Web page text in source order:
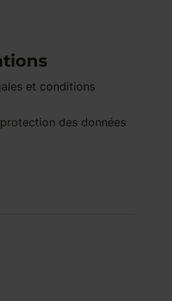
et conditions
des données